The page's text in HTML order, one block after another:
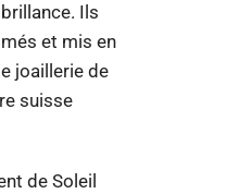
Ils
et mis en
joaillerie de
suisse
de Soleil